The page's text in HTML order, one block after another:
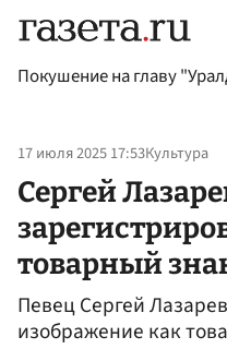
Покушение на главу
17 июля 2025 17:53Культура
Сергей
товарный
Певец Сергей
изображение как